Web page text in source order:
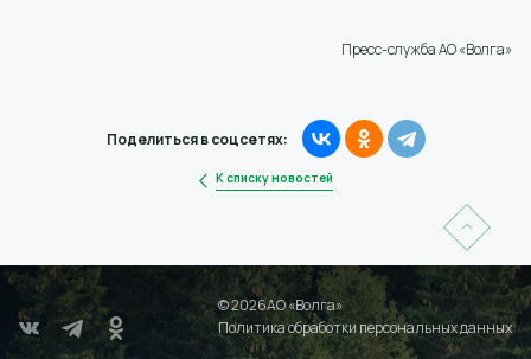
Пресс-служба АО «Волга»
К списку новостей
Поделиться в соцсетях:
© 2026АО «Волга»
Политика обработки персональных данных